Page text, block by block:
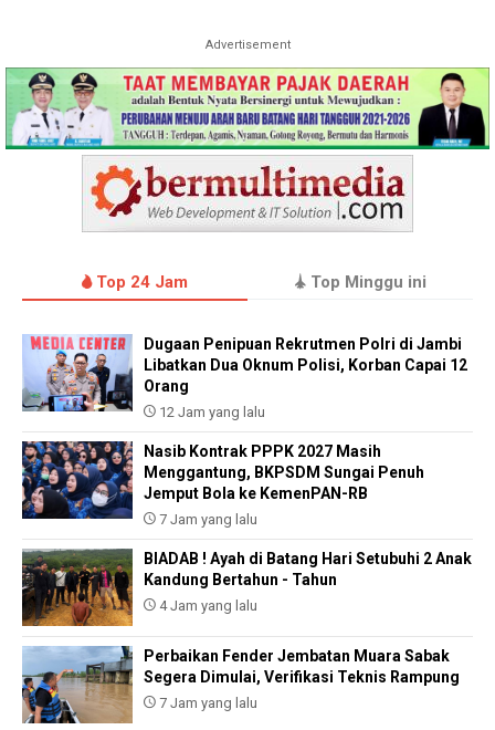
Advertisement
Top 24 Jam Top Minggu ini
Dugaan Penipuan Rekrutmen Polri di Jambi
Libatkan Dua Oknum Polisi, Korban Capai 12
Orang
12 Jam yang lalu
Nasib Kontrak PPPK 2027 Masih
Menggantung, BKPSDM Sungai Penuh
Jemput Bola ke KemenPAN-RB
7 Jam yang lalu
BIADAB ! Ayah di Batang Hari Setubuhi 2 Anak
Kandung Bertahun - Tahun
4 Jam yang lalu
Perbaikan Fender Jembatan Muara Sabak
Segera Dimulai, Verifikasi Teknis Rampung
7 Jam yang lalu